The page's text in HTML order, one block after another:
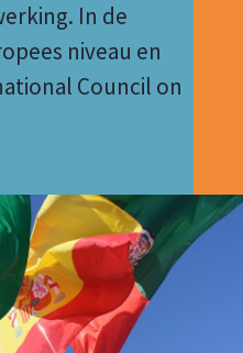
In de
niveau en
Council on